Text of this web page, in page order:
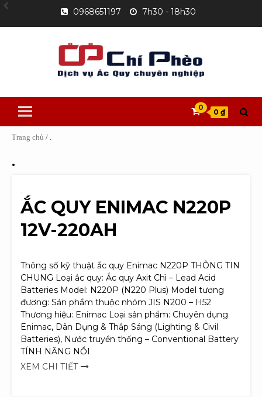
Skip
content
0968651197 7h30 - 18h30
0
0 ₫
Trang chủ / .
.
ẮC QUY ENIMAC N220P
12V-220AH
Thông số kỹ thuật ắc quy Enimac N220P THÔNG TIN
CHUNG Loại ắc quy: Ắc quy Axit Chì – Lead Acid
Batteries Model: N220P (N220 Plus) Model tương
đương: Sản phẩm thuộc nhóm JIS N200 – H52
Thương hiệu: Enimac Loại sản phẩm: Chuyên dụng
Enimac, Dân Dụng & Thắp Sáng (Lighting & Civil
Batteries), Nước truyền thống – Conventional Battery
TÍNH NĂNG NỔI
XEM CHI TIẾT